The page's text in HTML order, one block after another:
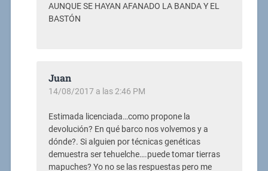
AUNQUE SE HAYAN AFANADO LA BANDA Y EL
BASTÓN
Juan
14/08/2017 a las 2:46 PM
Estimada licenciada…como propone la
devolución? En qué barco nos volvemos y a
dónde?. Si alguien por técnicas genéticas
demuestra ser tehuelche….puede tomar tierras
mapuches? Yo no se las respuestas pero me